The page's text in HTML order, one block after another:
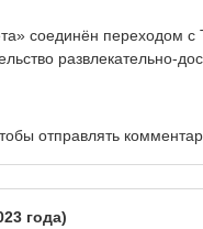
соединён переходом
развлекательно-
отправлять
года)